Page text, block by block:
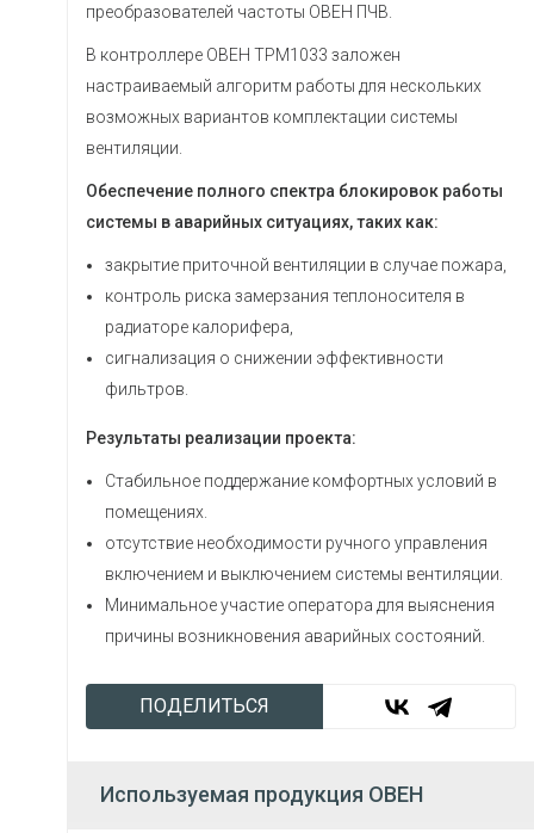
преобразователей частоты ОВЕН ПЧВ.
В контроллере ОВЕН ТРМ1033 заложен
настраиваемый алгоритм работы для нескольких
возможных вариантов комплектации системы
вентиляции.
Обеспечение полного спектра блокировок работы
системы в аварийных ситуациях, таких как:
закрытие приточной вентиляции в случае пожара,
контроль риска замерзания теплоносителя в
радиаторе калорифера,
сигнализация о снижении эффективности
фильтров.
Результаты реализации проекта:
Стабильное поддержание комфортных условий в
помещениях.
отсутствие необходимости ручного управления
включением и выключением системы вентиляции.
Минимальное участие оператора для выяснения
причины возникновения аварийных состояний.
ПОДЕЛИТЬСЯ
Используемая продукция ОВЕН